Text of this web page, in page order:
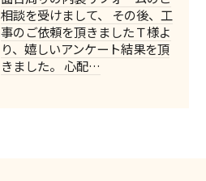
相談を受けまして、 その後、工
事のご依頼を頂きましたＴ様よ
り、嬉しいアンケート結果を頂
きました。 心配…